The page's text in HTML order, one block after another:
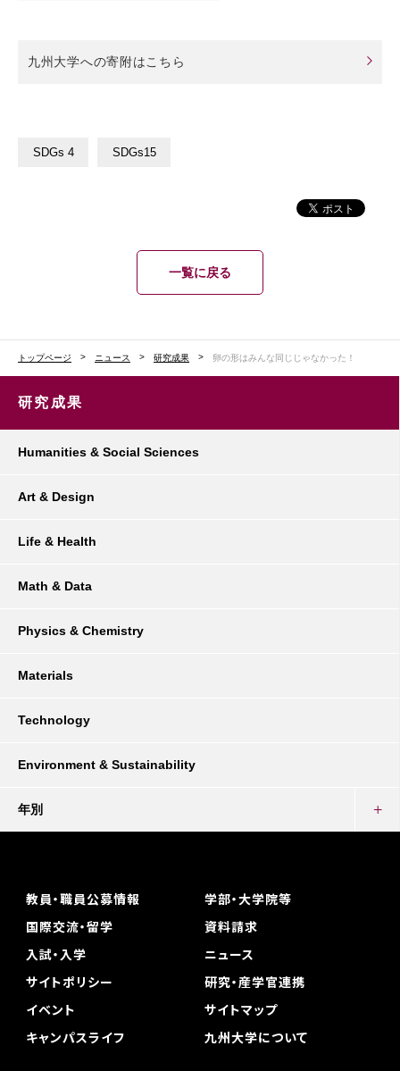
九州大学への寄附はこちら
SDGs 4 SDGs15
一覧に戻る
トップページ ニュース 研究成果 卵の形はみんな同じじゃなかった！
研究成果
Humanities & Social Sciences
Art & Design
Life & Health
Math & Data
Physics & Chemistry
Materials
Technology
Environment & Sustainability
年別
教員・職員公募情報
学部・大学院等
国際交流・留学
資料請求
入試・入学
ニュース
サイトポリシー
研究・産学官連携
イベント
サイトマップ
キャンパスライフ
九州大学について